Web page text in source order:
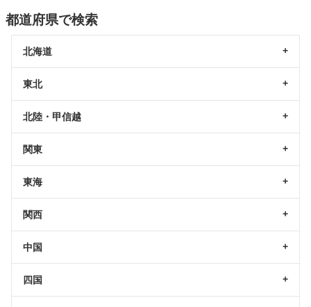
都道府県で検索
北海道
東北
北陸・甲信越
関東
東海
関西
中国
四国